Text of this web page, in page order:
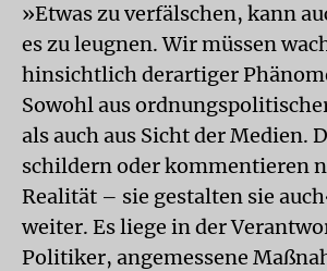
»Etwas zu verfälschen, kann
es zu leugnen. Wir müssen
hinsichtlich derartiger
Sowohl aus
als auch aus Sicht der Medien.
schildern oder kommentieren
Realität – sie gestalten sie
weiter. Es liege in der
Politiker, angemessene